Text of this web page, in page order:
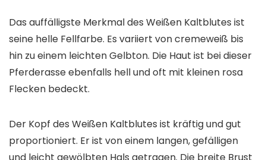
Das auffälligste Merkmal des Weißen Kaltblutes ist
seine helle Fellfarbe. Es variiert von cremeweiß bis
hin zu einem leichten Gelbton. Die Haut ist bei dieser
Pferderasse ebenfalls hell und oft mit kleinen rosa
Flecken bedeckt.
Der Kopf des Weißen Kaltblutes ist kräftig und gut
proportioniert. Er ist von einem langen, gefälligen